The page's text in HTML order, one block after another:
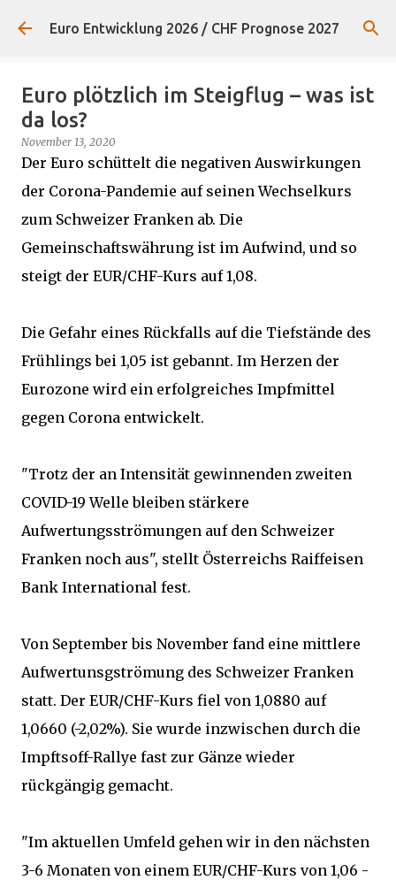
Direkt zum Hauptbereich
Euro Entwicklung 2026 / CHF Prognose 2027
Euro plötzlich im Steigflug – was ist
da los?
November 13, 2020
Der Euro schüttelt die negativen Auswirkungen
der Corona-Pandemie auf seinen Wechselkurs
zum Schweizer Franken ab. Die
Gemeinschaftswährung ist im Aufwind, und so
steigt der EUR/CHF-Kurs auf 1,08.
Die Gefahr eines Rückfalls auf die Tiefstände des
Frühlings bei 1,05 ist gebannt. Im Herzen der
Eurozone wird ein erfolgreiches Impfmittel
gegen Corona entwickelt.
"Trotz der an Intensität gewinnenden zweiten
COVID-19 Welle bleiben stärkere
Aufwertungsströmungen auf den Schweizer
Franken noch aus", stellt Österreichs Raiffeisen
Bank International fest.
Von September bis November fand eine mittlere
Aufwertunsgströmung des Schweizer Franken
statt. Der EUR/CHF-Kurs fiel von 1,0880 auf
1,0660 (-2,02%). Sie wurde inzwischen durch die
Impftsoff-Rallye fast zur Gänze wieder
rückgängig gemacht.
"Im aktuellen Umfeld gehen wir in den nächsten
3-6 Monaten von einem EUR/CHF-Kurs von 1,06 -